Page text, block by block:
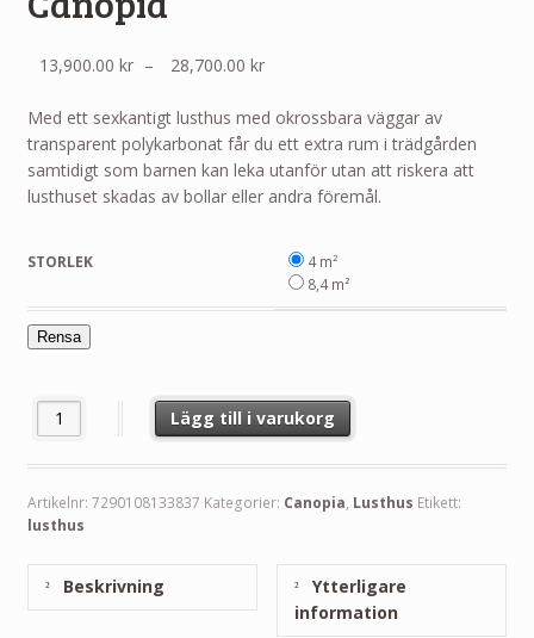
13,900.00 kr – 28,700.00 kr
till
28,700.00 kr
Med ett sexkantigt lusthus med okrossbara väggar av
transparent polykarbonat får du ett extra rum i trädgården
samtidigt som barnen kan leka utanför utan att riskera att
lusthuset skadas av bollar eller andra föremål.
STORLEK
4 m²
8,4 m²
Rensa
Lusthus Oasis 4 - 8,4 m² Canopia mängd
Lägg till i varukorg
Artikelnr: 7290108133837 Kategorier: Canopia, Lusthus Etikett:
lusthus
Beskrivning
Ytterligare
information